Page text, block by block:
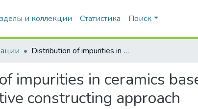
и коллекции Статистика Поиск
Distribution of impurities in ceramics based on zirconium nitride obtained using the oxidative constructing approach
impurities in ceramics
constructing approach